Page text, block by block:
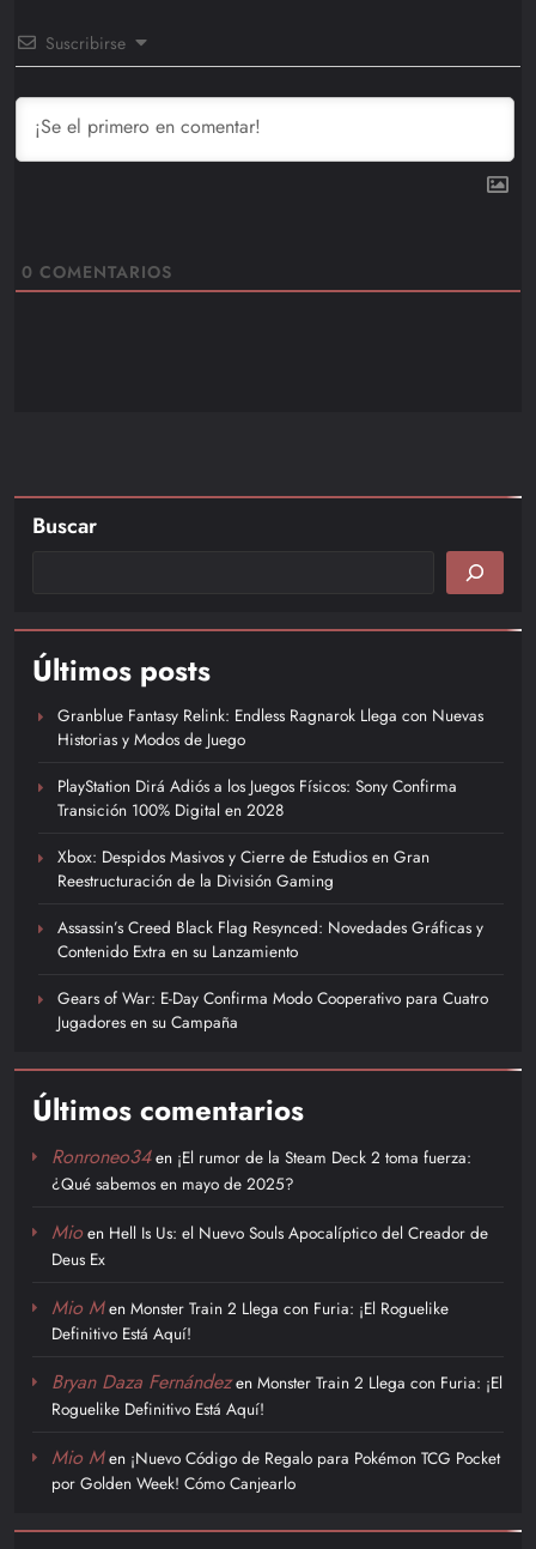
Suscribirse
0 COMENTARIOS
Buscar
Últimos posts
Granblue Fantasy Relink: Endless Ragnarok Llega con Nuevas
Historias y Modos de Juego
PlayStation Dirá Adiós a los Juegos Físicos: Sony Confirma
Transición 100% Digital en 2028
Xbox: Despidos Masivos y Cierre de Estudios en Gran
Reestructuración de la División Gaming
Assassin’s Creed Black Flag Resynced: Novedades Gráficas y
Contenido Extra en su Lanzamiento
Gears of War: E-Day Confirma Modo Cooperativo para Cuatro
Jugadores en su Campaña
Últimos comentarios
Ronroneo34en ¡El rumor de la Steam Deck 2 toma fuerza:
¿Qué sabemos en mayo de 2025?
Mioen Hell Is Us: el Nuevo Souls Apocalíptico del Creador de
Deus Ex
Mio Men Monster Train 2 Llega con Furia: ¡El Roguelike
Definitivo Está Aquí!
Bryan Daza Fernándezen Monster Train 2 Llega con Furia: ¡El
Roguelike Definitivo Está Aquí!
Mio Men ¡Nuevo Código de Regalo para Pokémon TCG Pocket
por Golden Week! Cómo Canjearlo